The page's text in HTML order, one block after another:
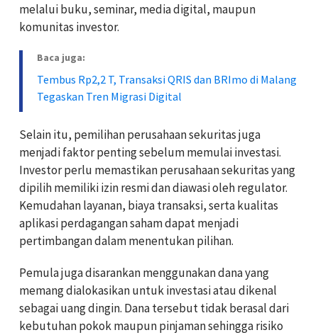
melalui buku, seminar, media digital, maupun
komunitas investor.
Baca juga:
Tembus Rp2,2 T, Transaksi QRIS dan BRImo di Malang
Tegaskan Tren Migrasi Digital
Selain itu, pemilihan perusahaan sekuritas juga
menjadi faktor penting sebelum memulai investasi.
Investor perlu memastikan perusahaan sekuritas yang
dipilih memiliki izin resmi dan diawasi oleh regulator.
Kemudahan layanan, biaya transaksi, serta kualitas
aplikasi perdagangan saham dapat menjadi
pertimbangan dalam menentukan pilihan.
Pemula juga disarankan menggunakan dana yang
memang dialokasikan untuk investasi atau dikenal
sebagai uang dingin. Dana tersebut tidak berasal dari
kebutuhan pokok maupun pinjaman sehingga risiko